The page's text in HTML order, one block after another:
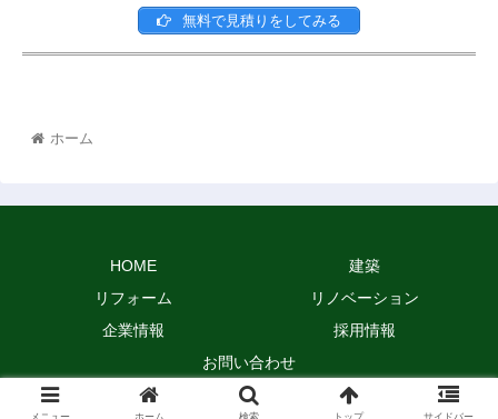
無料で見積りをしてみる
ホーム
HOME
建築
リフォーム
リノベーション
企業情報
採用情報
お問い合わせ
Copyright © 2017-2026 株式会社 大和 All Rights Reserved.
メニュー ホーム 検索 トップ サイドバー